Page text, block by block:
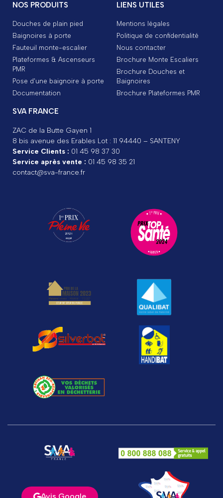
NOS PRODUITS
Douches de plain pied
Baignoires à porte
Fauteuil monte-escalier
Plateformes & Ascenseurs
PMR
Pose d'une baignoire à porte
Documentation
LIENS UTILES
Mentions légales
Politique de confidentialité
Nous contacter
Brochure Monte Escaliers
Brochure Douches et
Baignoires
Brochure Plateformes PMR
SVA FRANCE
ZAC de la Butte Gayen 1
8 bis avenue des Erables Lot : 11 94440 – SANTENY
Service Clients : 01 45 98 37 30
Service après vente : 01 45 98 35 21
contact@sva-france.fr